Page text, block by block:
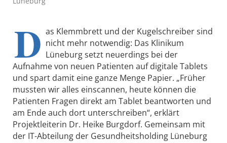
D as Klemmbrett und der Kugelschreiber sind
nicht mehr notwendig: Das Klinikum
Lüneburg setzt neuerdings bei der
Aufnahme von neuen Patienten auf digitale Tablets
und spart damit eine ganze Menge Papier. „Früher
mussten wir alles einscannen, heute können die
Patienten Fragen direkt am Tablet beantworten und
am Ende auch dort unterschreiben“, erklärt
Projektleiterin Dr. Heike Burgdorf. Gemeinsam mit
der IT-Abteilung der Gesundheitsholding Lüneburg